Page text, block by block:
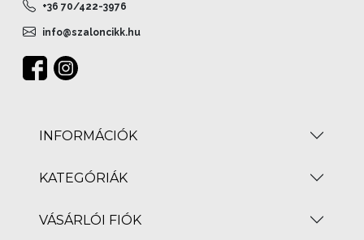
+36 70/422-3976
info@szaloncikk.hu
INFORMÁCIÓK
KATEGÓRIÁK
VÁSÁRLÓI FIÓK